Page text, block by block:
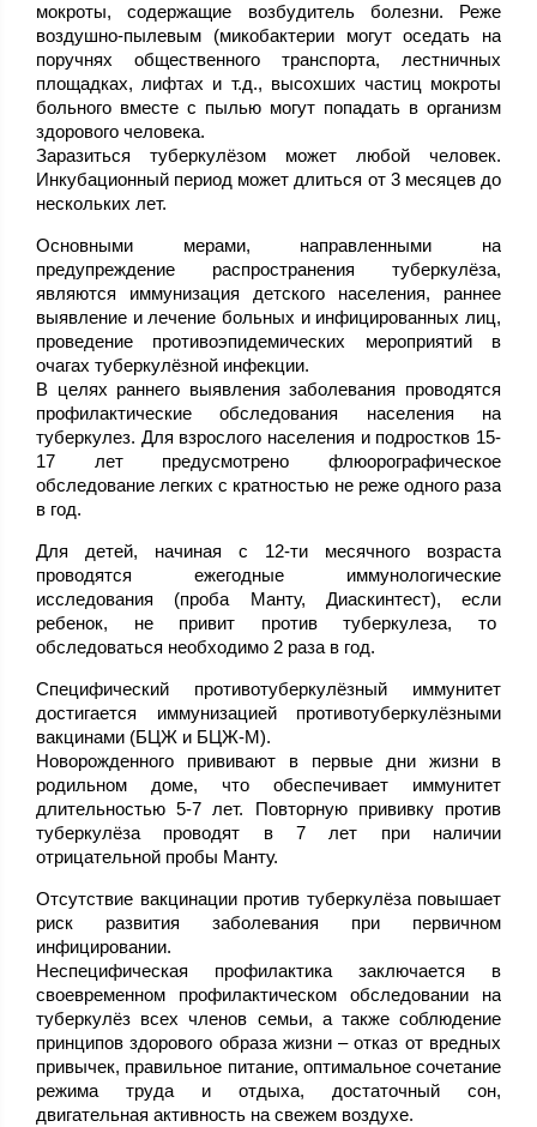
мокроты, содержащие возбудитель болезни. Реже
воздушно-пылевым (микобактерии могут оседать на
поручнях общественного транспорта, лестничных
площадках, лифтах и т.д., высохших частиц мокроты
больного вместе с пылью могут попадать в организм
здорового человека.
Заразиться туберкулёзом может любой человек.
Инкубационный период может длиться от 3 месяцев до
нескольких лет.
Основными мерами, направленными на
предупреждение распространения туберкулёза,
являются иммунизация детского населения, раннее
выявление и лечение больных и инфицированных лиц,
проведение противоэпидемических мероприятий в
очагах туберкулёзной инфекции.
В целях раннего выявления заболевания проводятся
профилактические обследования населения на
туберкулез. Для взрослого населения и подростков 15-
17 лет предусмотрено флюорографическое
обследование легких с кратностью не реже одного раза
в год.
Для детей, начиная с 12-ти месячного возраста
проводятся ежегодные иммунологические
исследования (проба Манту, Диаскинтест), если
ребенок, не привит против туберкулеза, то
обследоваться необходимо 2 раза в год.
Специфический противотуберкулёзный иммунитет
достигается иммунизацией противотуберкулёзными
вакцинами (БЦЖ и БЦЖ-М).
Новорожденного прививают в первые дни жизни в
родильном доме, что обеспечивает иммунитет
длительностью 5-7 лет. Повторную прививку против
туберкулёза проводят в 7 лет при наличии
отрицательной пробы Манту.
Отсутствие вакцинации против туберкулёза повышает
риск развития заболевания при первичном
инфицировании.
Неспецифическая профилактика заключается в
своевременном профилактическом обследовании на
туберкулёз всех членов семьи, а также соблюдение
принципов здорового образа жизни – отказ от вредных
привычек, правильное питание, оптимальное сочетание
режима труда и отдыха, достаточный сон,
двигательная активность на свежем воздухе.